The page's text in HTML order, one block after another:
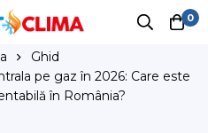
0
Ghid
pe gaz în 2026: Care este
în România?